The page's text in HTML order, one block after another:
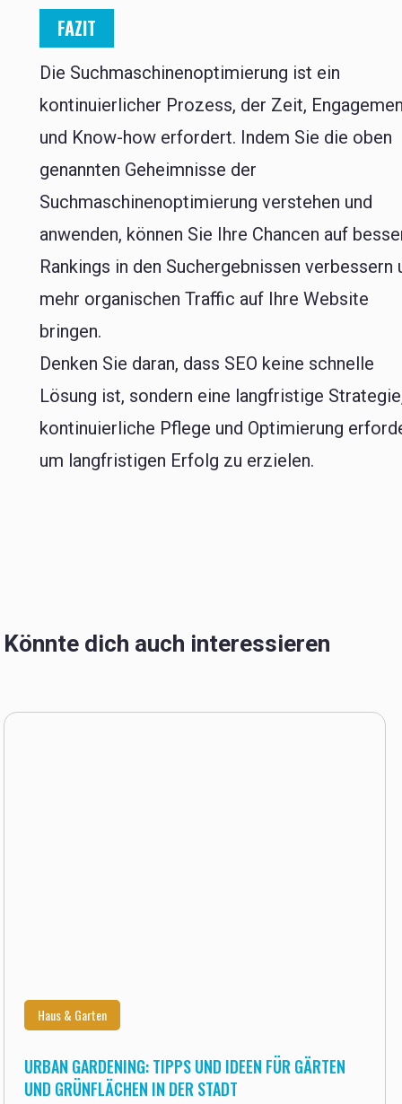
FAZIT
Die Suchmaschinenoptimierung ist ein
kontinuierlicher Prozess, der Zeit,
und Know-how erfordert. Indem Sie die oben
genannten Geheimnisse der
Suchmaschinenoptimierung verstehen und
anwenden, können Sie Ihre Chancen auf
Rankings in den Suchergebnissen verbessern
mehr organischen Traffic auf Ihre Website
bringen.
Denken Sie daran, dass SEO keine schnelle
Lösung ist, sondern eine langfristige
kontinuierliche Pflege und Optimierung
um langfristigen Erfolg zu erzielen.
Könnte dich auch interessieren
Haus & Garten
URBAN GARDENING: TIPPS UND IDEEN FÜR GÄRTEN
UND GRÜNFLÄCHEN IN DER STADT